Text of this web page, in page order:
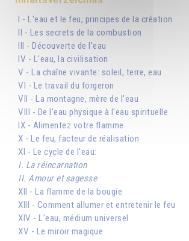
I - L'eau et le feu, principes de la création
II - Les secrets de la combustion
III - Découverte de l'eau
IV - L'eau, la civilisation
V - La chaîne vivante: soleil, terre, eau
VI - Le travail du forgeron
VII - La montagne, mère de l'eau
VIII - De l'eau physique à l'eau spirituelle
IX - Alimentez votre flamme
X - Le feu, facteur de réalisation
XI - Le cycle de l'eau:
I. La réincarnation
II. Amour et sagesse
XII - La flamme de la bougie
XIII - Comment allumer et entretenir le feu
XIV - L'eau, médium universel
XV - Le miroir magique